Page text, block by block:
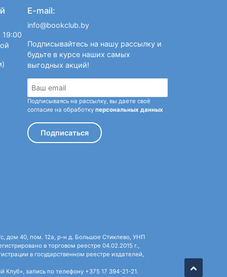
19:00
E-mail:
info@bookclub.by
Подписывайтесь на нашу рассылку и
будьте в курсе наших самых
выгодных акций!
Подписываясь на рассылку, вы даете своё
согласие на обработку персональных данных
Подписаться
дом 40, пом. 12а, р-н д. Большое Стиклево, УНП
в торговом реестре 04.02.2015 г.,
в государственном реестре издателей,
запись по телефону +375 17 394-21-21.